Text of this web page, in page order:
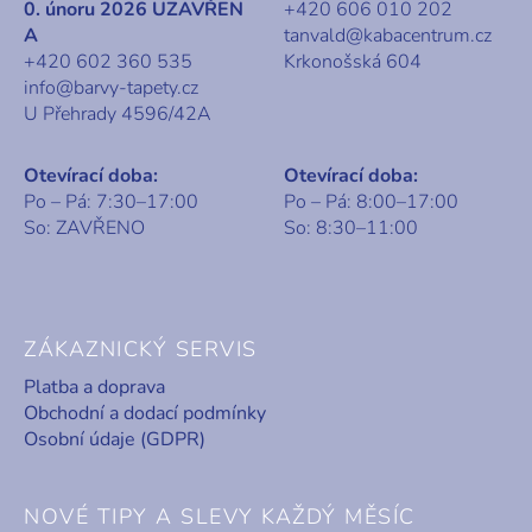
0. únoru 2026 UZAVŘEN
A
+420 602 360 535
info@barvy-tapety.cz
U Přehrady 4596/42A
+420 606 010 202
tanvald@kabacentrum.cz
Krkonošská 604
Otevírací doba:
Po – Pá: 7:30–17:00
So: ZAVŘENO
Otevírací doba:
Po – Pá: 8:00–17:00
So: 8:30–11:00
ZÁKAZNICKÝ SERVIS
Platba a doprava
Obchodní a dodací podmínky
Osobní údaje (GDPR)
NOVÉ TIPY A SLEVY KAŽDÝ MĚSÍC